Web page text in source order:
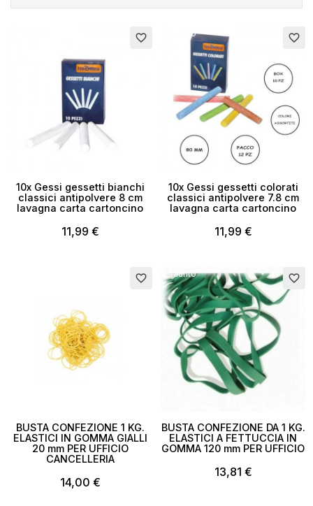
favorite_border
10x Gessi gessetti bianchi
classici antipolvere 8 cm
lavagna carta cartoncino
11,99 €
Esaurito favorite_border
10x Gessi gessetti colorati
classici antipolvere 7.8 cm
lavagna carta cartoncino
11,99 €
favorite_border
BUSTA CONFEZIONE 1 KG.
ELASTICI IN GOMMA GIALLI
20 mm PER UFFICIO
CANCELLERIA
14,00 €
Esaurito favorite_border
BUSTA CONFEZIONE DA 1 KG.
ELASTICI A FETTUCCIA IN
GOMMA 120 mm PER UFFICIO
13,81 €